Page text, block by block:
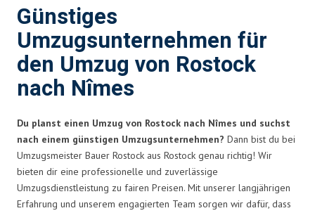
Günstiges
Umzugsunternehmen für
den Umzug von Rostock
nach Nîmes
Du planst einen Umzug von Rostock nach Nîmes und suchst
nach einem günstigen Umzugsunternehmen? Dann bist du bei
Umzugsmeister Bauer Rostock aus Rostock genau richtig! Wir
bieten dir eine professionelle und zuverlässige
Umzugsdienstleistung zu fairen Preisen. Mit unserer langjährigen
Erfahrung und unserem engagierten Team sorgen wir dafür, dass